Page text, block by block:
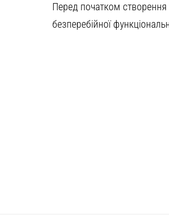
Перед початком створення
безперебійної